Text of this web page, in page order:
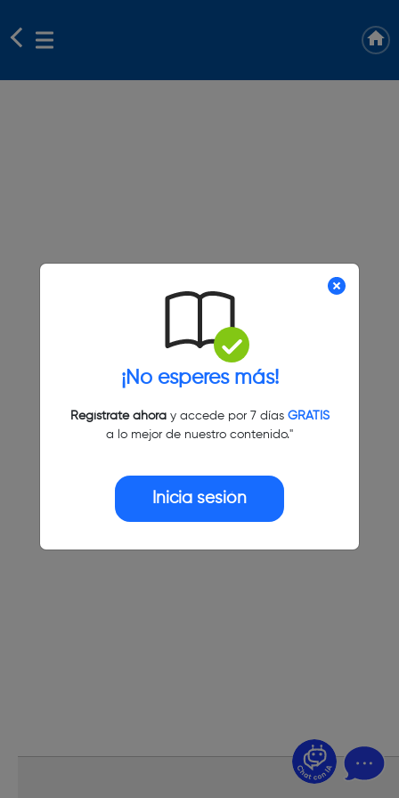
¡No esperes más!
Regístrate ahoray accede por 7 días GRATIS
a lo mejor de nuestro contenido."
Inicia sesión